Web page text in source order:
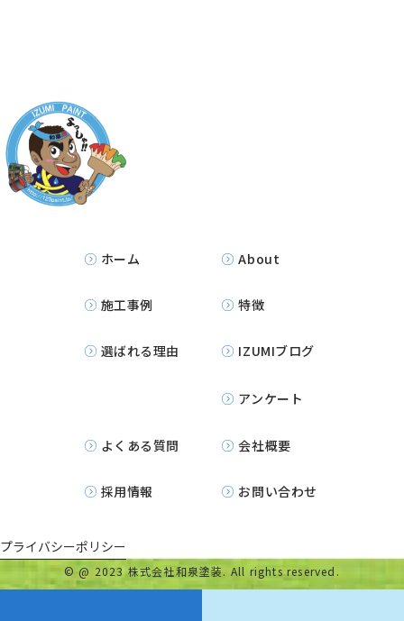
ホーム About
施工事例 特徴
選ばれる理由 IZUMIブログ
アンケート
よくある質問 会社概要
採用情報 お問い合わせ
© @ 2023 株式会社和泉塗装. All rights reserved.
プライバシーポリシー